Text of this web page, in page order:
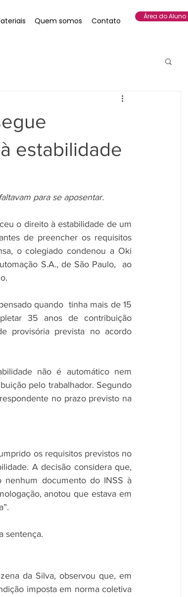
Quem somos Contato Área do Aluno
estabilidade
para se aposentar.
o direito à estabilidade de um
de preencher os requisitos
o colegiado condenou a Oki
S.A., de São Paulo,  ao
quando  tinha mais de 15
35 anos de contribuição
provisória prevista no acordo
não é automático nem
pelo trabalhador. Segundo
no prazo previsto na
os requisitos previstos no
A decisão considera que,
nenhum documento do INSS à
anotou que estava em
sentença.
da Silva, observou que, em
imposta em norma coletiva